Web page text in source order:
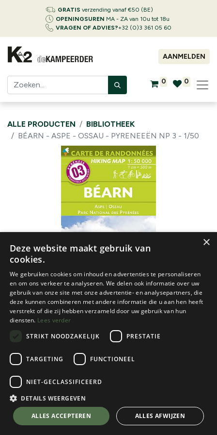
GRATIS verzending vanaf €50 (BE)
OPENINGSUREN MA - ZA van 10u tot 18u
VRAGEN OF ADVIES?+32 (0)3 361 05 60
AANMELDEN
0 0
ALLE PRODUCTEN
BIBLIOTHEEK
BÉARN - ASPE - OSSAU - PYRENEEËN NP 3 - 1/50
Rando Editions
Béarn - Aspe - Ossau - Pyreneeën NP 3 -
1/50
×
Deze website maakt gebruik van
cookies.
We gebruiken cookies om inhoud en advertenties te personaliseren
en om ons verkeer te analyseren. We delen ook informatie over uw
gebruik van onze site met onze advertentie- en analysepartners, die
deze kunnen combineren met andere informatie die u aan hen heeft
verstrekt of die zij hebben verzameld door uw gebruik van hun
diensten. Lees verder
STRIKT NOODZAKELIJK
PRESTATIE
TARGETING FUNCTIONEEL
NIET-GECLASSIFICEERD
DETAILS WEERGEVEN
ALLES ACCEPTEREN ALLES AFWIJZEN